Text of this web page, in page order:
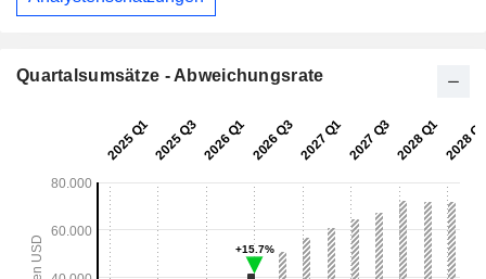
Quartalsumsätze - Abweichungsrate